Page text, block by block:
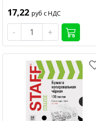
17,22 руб с НДС
- +